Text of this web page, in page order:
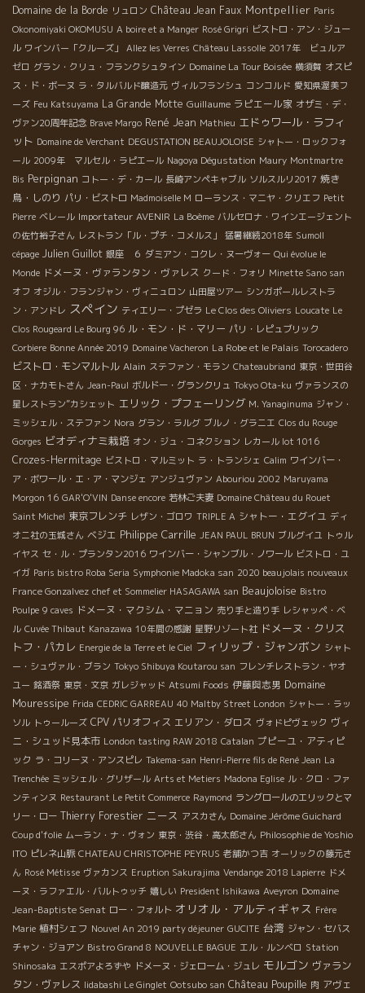
Domaine de la Borde リュロン Château Jean Faux Montpellier Paris
Okonomiyaki OKOMUSU A boire et a Manger Rosé Grigri ビストロ・アン・ジュー
ル ワインバー「クルーズ」 Allez les Verres Château Lassolle 2017年 ビュルア
ゼロ グラン・クリュ・フランクシュタイン Domaine La Tour Boisée 横須賀 オスピ
ス・ド・ボーヌ ラ・タルバルド醸造元 ヴィルフランシュ コンコルド 愛知県渥美フ
ーズ Feu Katsuyama La Grande Motte Guillaume ラピエール家 オザミ・デ・
ヴァン20周年記念 Brave Margo René Jean Mathieu エドゥワール・ラフィ
ット Domaine de Verchant DEGUSTATION BEAUJOLOISE シャトー・ロックフォ
ール 2009年 マルセル・ラピエール Nagoya Dégustation Maury Montmartre
Bis Perpignan コトー・デ・カール 長崎アンペキャブル ソルスルリ2017 焼き
鳥・しのり パリ・ビストロ Madmoiselle M ローランス・マニヤ・クリエフ Petit
Pierre ベレール Importateur AVENIR La Boème バルセロナ・ワインエージェント
の佐竹裕子さん レストラン「ル・プチ・コメルス」 猛暑継続2018年 Sumoll
cépage Julien Guillot 銀座 ６ ダミアン・コクレ・ヌーヴォー Qui évolue le
Monde ドメーヌ・ヴァランタン・ヴァレス クード・フォリ Minette Sano san
オフ オジル・フランジャン・ヴィニュロン 山田屋ツアー シンガポールレストラ
ン・アンドレ スペイン ティエリー・プゼラ Le Clos des Oliviers Loucate Le
Clos Rougeard Le Bourg 96 ル・モン・ド・マリー パリ・レピュブリック
Corbiere Bonne Année 2019 Domaine Vacheron La Robe et le Palais Torocadero
ビストロ・モンマルトル Alain ステファン・モラン Chateaubriand 東京・世田谷
区・ナカモトさん Jean-Paul ボルドー・グランクリュ Tokyo Ota-ku ヴァランスの
星レストラン”カシェット エリック・プフェーリング M. Yanaginuma ジャン・
ミッシェル・ステファン Nora グラン・ラルグ ブルノ・グラニエ Clos du Rouge
Gorges ビオディナミ栽培 オン・ジュ・コネクション レカール lot 1016
Crozes-Hermitage ビストロ・マルミット ラ・トランシェ Calim ワインバー・
ア・ボワール・エ・ア・マンジェ アンジュヴァン Abouriou 2002 Maruyama
Morgon 16 GAR'O'VIN Danse encore 若林ご夫妻 Domaine Château du Rouet
Saint Michel 東京フレンチ レザン・ゴロワ TRIPLE A シャトー・エグイユ ディ
オニ社の玉城さん ベジエ Philippe Carrille JEAN PAUL BRUN ブルグイユ トゥル
イヤス セ・ル・プランタン2016 ワインバー・シャンブル・ノワール ビストロ・ユ
イガ Paris bistro Roba Seria Symphonie Madoka san 2020 beaujolais nouveaux
France Gonzalvez chef et Sommelier HASAGAWA san Beaujoloise Bistro
Poulpe 9 caves ドメーヌ・マクシム・マニョン 売り手と造り手 レシャッペ・ベ
ル Cuvée Thibaut Kanazawa 10年間の感謝 星野リゾート社 ドメーヌ・クリス
トフ・パカレ Energie de la Terre et le Ciel フィリップ・ジャンボン シャト
ー・シュヴァル・ブラン Tokyo Shibuya Koutarou san フレンチレストラン・ヤオ
ユー 銘酒祭 東京・文京 ガレジャッド Atsumi Foods 伊藤與志男 Domaine
Mouressipe Frida CEDRIC GARREAU 40 Maltby Street London シャトー・ラッ
ソル トゥールーズ CPV パリオフィス エリアン・ダロス ヴォドピヴェック ヴィ
ニ・シュッド見本市 London tasting RAW 2018 Catalan プピーユ・アティピ
ック ラ・コリーヌ・アンスピレ Takema-san Henri-Pierre fils de René Jean La
Trenchée ミッシェル・グリザール Arts et Metiers Madona Eglise ル・クロ・ファ
ンティンヌ Restaurant Le Petit Commerce Raymond ラングロールのエリックとマ
リー・ロー Thierry Forestier ニース アスカさん Domaine Jérôme Guichard
Coup d'folie ムーラン・ナ・ヴォン 東京・渋谷・高太郎さん Philosophie de Yoshio
ITO ピレネ山脈 CHATEAU CHRISTOPHE PEYRUS 老舗かつ吉 オーリックの藤元さ
ん Rosé Métisse ヴァカンス Eruption Sakurajima Vendange 2018 Lapierre ドメ
ーヌ・ラファエル・バルトゥッチ 嬉しい President Ishikawa Aveyron Domaine
Jean-Baptiste Senat ロー・フォルト オリオル・アルティギャス Frère
Marie 植村シェフ Nouvel An 2019 party déjeuner GUCITE 台湾 ジャン・セバス
チャン・ジョアン Bistro Grand 8 NOUVELLE BAGUE エル・ルンベロ Station
Shinosaka エスポアよろずや ドメーヌ・ジェローム・ジュレ モルゴン ヴァラン
タン・ヴァレス Iidabashi Le Ginglet Ootsubo san Château Poupille 肉 アヴェ